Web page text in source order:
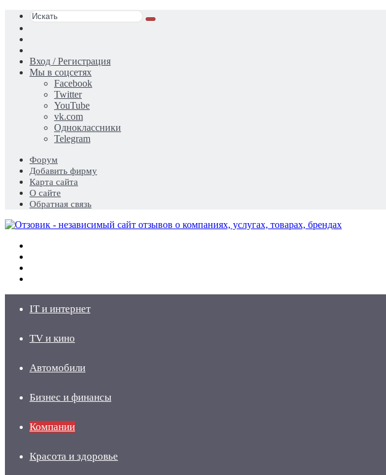
Искать
статья
Вход / Регистрация
Мы в соцсетях
Facebook
Twitter
YouTube
vk.com
Одноклассники
Telegram
Форум
Добавить фирму
Карта сайта
О сайте
Обратная связь
IT и интернет
TV и кино
Автомобили
Бизнес и финансы
Компании
Красота и здоровье